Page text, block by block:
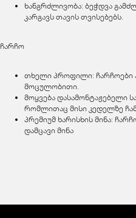
ხანგრძლივობა: ბეჭდვა
კარგავს თავის თვისებებს.
ჩარჩო
თხელი პროფილი: ჩარჩოები
მოცულობითი.
მოყვება დასამონტაჟებელი
რომლითაც მისი კედელზე
პრემიუმ ხარისხის მინა:
დამცავი მინა